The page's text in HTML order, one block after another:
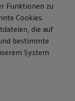
Funktionen zu
Cookies.
die auf
bestimmte
System